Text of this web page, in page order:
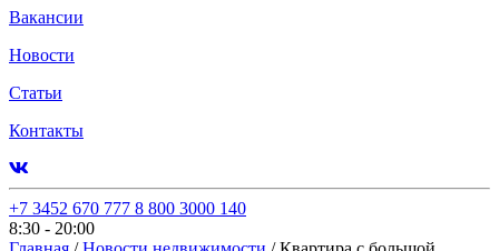
Вакансии
Новости
Статьи
Контакты
+7 3452 670 777 8 800 3000 140
8:30 - 20:00